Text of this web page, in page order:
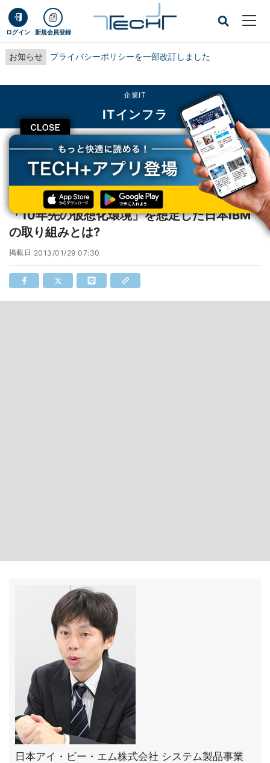
ログイン 新規会員登録
お知らせ プライバシーポリシーを一部改訂しました
CLOSE
企業IT
ITインフラ
TECH+ 企業IT
ITインフラ
「10年先の仮想化環境」を想定した日本IBMの取り組みとは?
「10年先の仮想化環境」を想定した日本IBM
の取り組みとは?
掲載日 2013/01/29 07:30
日本アイ・ビー・エム株式会社 システム製品事業